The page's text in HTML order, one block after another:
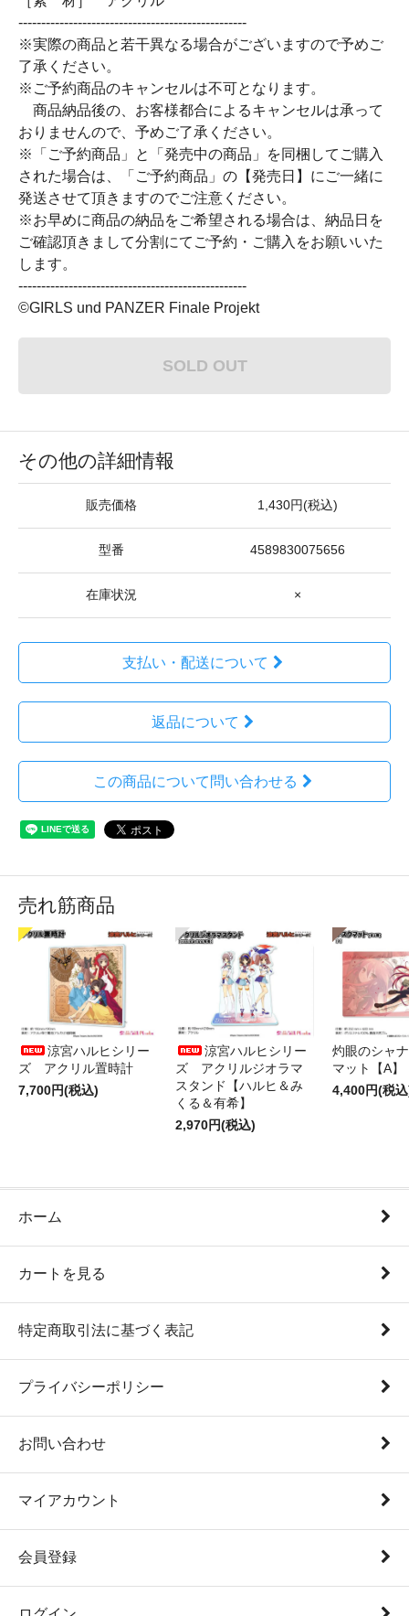
--------------------------------------------------
※実際の商品と若干異なる場合がございますので予めご
了承ください。
※ご予約商品のキャンセルは不可となります。
商品納品後の、お客様都合によるキャンセルは承って
おりませんので、予めご了承ください。
※「ご予約商品」と「発売中の商品」を同梱してご購入
された場合は、「ご予約商品」の【発売日】にご一緒に
発送させて頂きますのでご注意ください。
※お早めに商品の納品をご希望される場合は、納品日を
ご確認頂きまして分割にてご予約・ご購入をお願いいた
します。
--------------------------------------------------
©GIRLS und PANZER Finale Projekt
SOLD OUT
その他の詳細情報
販売価格 1,430円(税込)
型番 4589830075656
在庫状況 ×
支払い・配送について
返品について
この商品について問い合わせる
売れ筋商品
涼宮ハルヒシリー
ズ アクリル置時計
7,700円(税込)
涼宮ハルヒシリー
ズ アクリルジオラマ
スタンド【ハルヒ＆み
くる＆有希】
2,970円(税込)
灼眼のシャ
マット【A】
4,400円(税
ホーム
カートを見る
特定商取引法に基づく表記
プライバシーポリシー
お問い合わせ
マイアカウント
会員登録